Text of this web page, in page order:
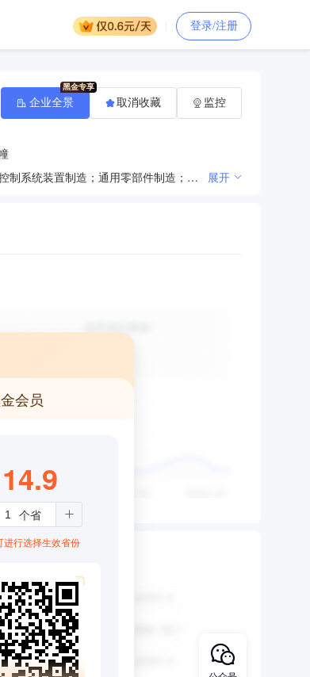
登录/注册
一般项目：智能基础制造装备制造；人工智能应用软件开发；软件开发；智能控制系统集成；增材制造；工业自动控制系统装置制造；通用零部件制造；机械零件、零部件加工；增材制造装备销售；软件销售；工业自动控制系统装置销售；机械零件、零部件销售；技术服务、技术开发、技术咨询、技术交流、技术转让、技术推广；货物进出口；技术进出口；金属切割及焊接设备制造；金属切割及焊接设备销售；金属制品销售（除依法须经批准的项目外，凭营业执照依法自主开展经营活动） 展开
企业全景 取消收藏 监控
会员
14.9
进行选择生效省份